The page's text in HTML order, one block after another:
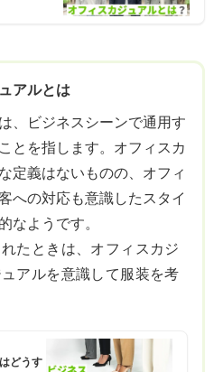
アルとは
、ビジネスシーンで通用す
とを指します。オフィスカ
定義はないものの、オフィ
への対応も意識したスタイ
なようです。
たときは、オフィスカジ
アルを意識して服装を考
どうす